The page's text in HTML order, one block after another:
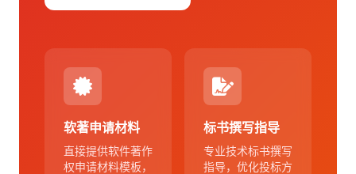
软著申请材料
直接提供软件著作
权申请材料模板，
标书撰写指导
专业技术标书撰写
指导，优化投标方